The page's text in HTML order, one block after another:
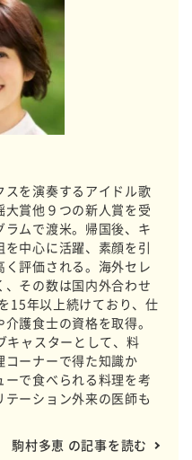
を演奏するアイドル歌
賞他９つの新人賞を受
ムで渡米。帰国後、キ
中心に活躍、素顔を引
評価される。海外セレ
その数は国内外合わせ
15年以上続けており、仕
護食士の資格を取得。
キャスターとして、料
ーナーで得た知識か
で食べられる料理を考
ーション外来の医師も
駒村多恵 の記事を読む